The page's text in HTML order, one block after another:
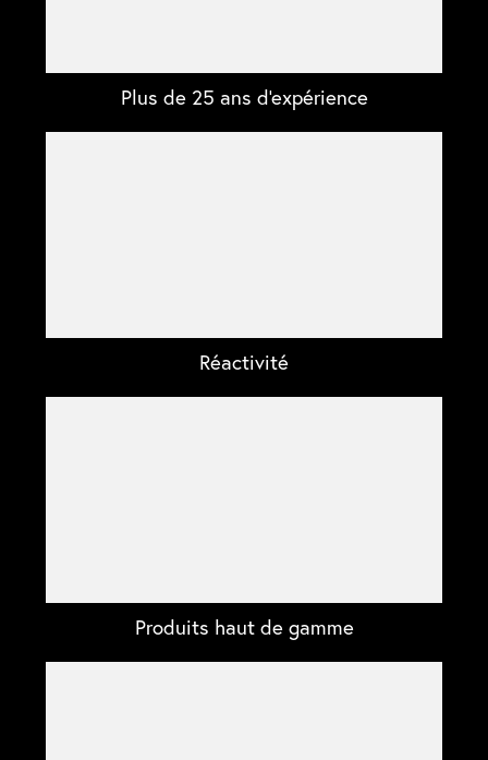
Plus de 25 ans d'expérience
Réactivité
Produits haut de gamme